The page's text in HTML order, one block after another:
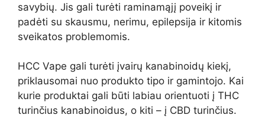
savybių. Jis gali turėti raminamąjį poveikį ir
padėti su skausmu, nerimu, epilepsija ir kitomis
sveikatos problemomis.
HCC Vape gali turėti įvairų kanabinoidų kiekį,
priklausomai nuo produkto tipo ir gamintojo. Kai
kurie produktai gali būti labiau orientuoti į THC
turinčius kanabinoidus, o kiti – į CBD turinčius.